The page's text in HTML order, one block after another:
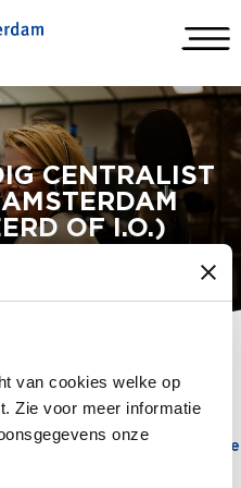
van cookies welke op
Zie voor meer informatie
onze
CENTRALIST
OF I.O.)
Amsterdam
post
Ambulanceverpleegkundige